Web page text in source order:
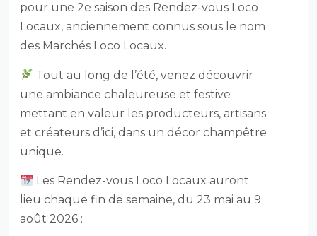
pour une 2e saison des Rendez-vous Loco
Locaux, anciennement connus sous le nom
des Marchés Loco Locaux.
Tout au long de l’été, venez découvrir
une ambiance chaleureuse et festive
mettant en valeur les producteurs, artisans
et créateurs d’ici, dans un décor champêtre
unique.
Les Rendez-vous Loco Locaux auront
lieu chaque fin de semaine, du 23 mai au 9
août 2026 :